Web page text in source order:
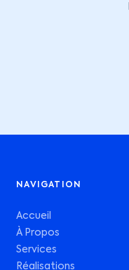
NAVIGATION
Accueil
À Propos
Services
Réalisations